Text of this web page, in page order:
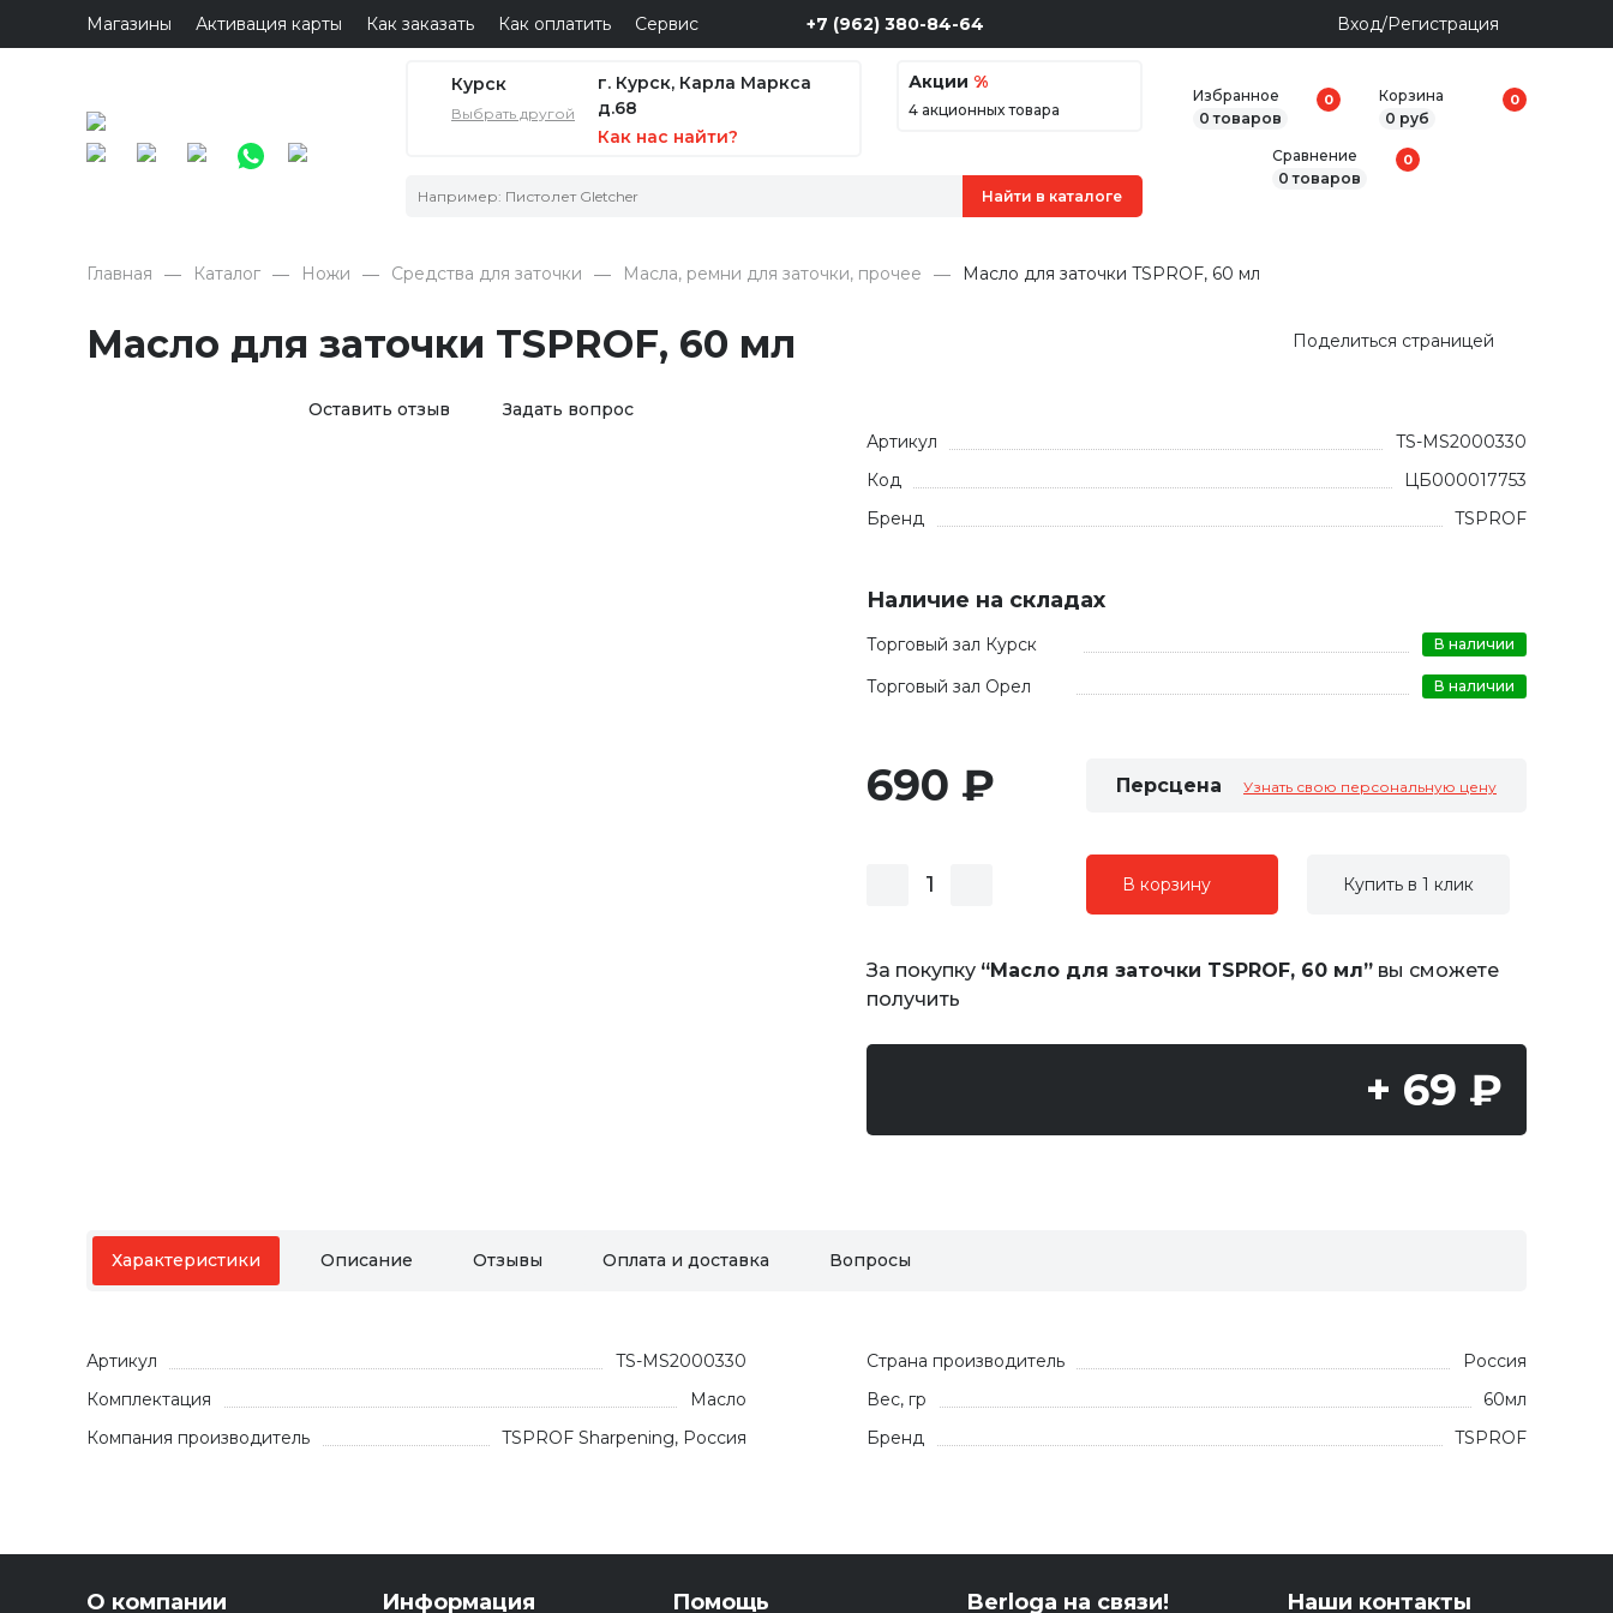
Магазины Активация карты Как заказать Как оплатить Сервис +7 (962) 380-84-64 Вход/Регистрация
Курск
Выбрать другой
г. Курск, Карла Маркса
д.68
Как нас найти?
Акции%
4 акционных товара
Избранное
0 товаров
0
Корзина
0 руб
0
Сравнение
0 товаров
0
Главная Каталог Ножи Средства для заточки Масла, ремни для заточки, прочее Масло для заточки TSPROF, 60 мл
Масло для заточки TSPROF, 60 мл Поделиться страницей
Оставить отзыв
Задать вопрос
Артикул
TS-MS2000330
Код
ЦБ000017753
Бренд
TSPROF
Наличие на складах
Торговый зал Курск В наличии
Торговый зал Орел В наличии
690 ₽ Персцена Узнать свою персональную цену
В корзину Купить в 1 клик
За покупку “Масло для заточки TSPROF, 60 мл” вы сможете
получить
+ 69 ₽
Характеристики Описание Отзывы Оплата и доставка Вопросы
Артикул
TS-MS2000330
Комплектация
Масло
Компания производитель
TSPROF Sharpening, Россия
Страна производитель
Россия
Вес, гр
60мл
Бренд
TSPROF
О компании Информация Помощь Berloga на связи! Наши контакты